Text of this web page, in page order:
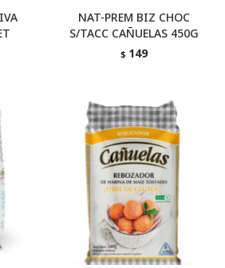
NAT-PREM BIZ CHOC
S/TACC CAÑUELAS 450G
$ 149